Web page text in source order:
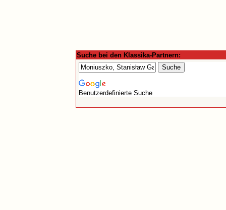
Suche bei den Klassika-Partnern:
Benutzerdefinierte Suche